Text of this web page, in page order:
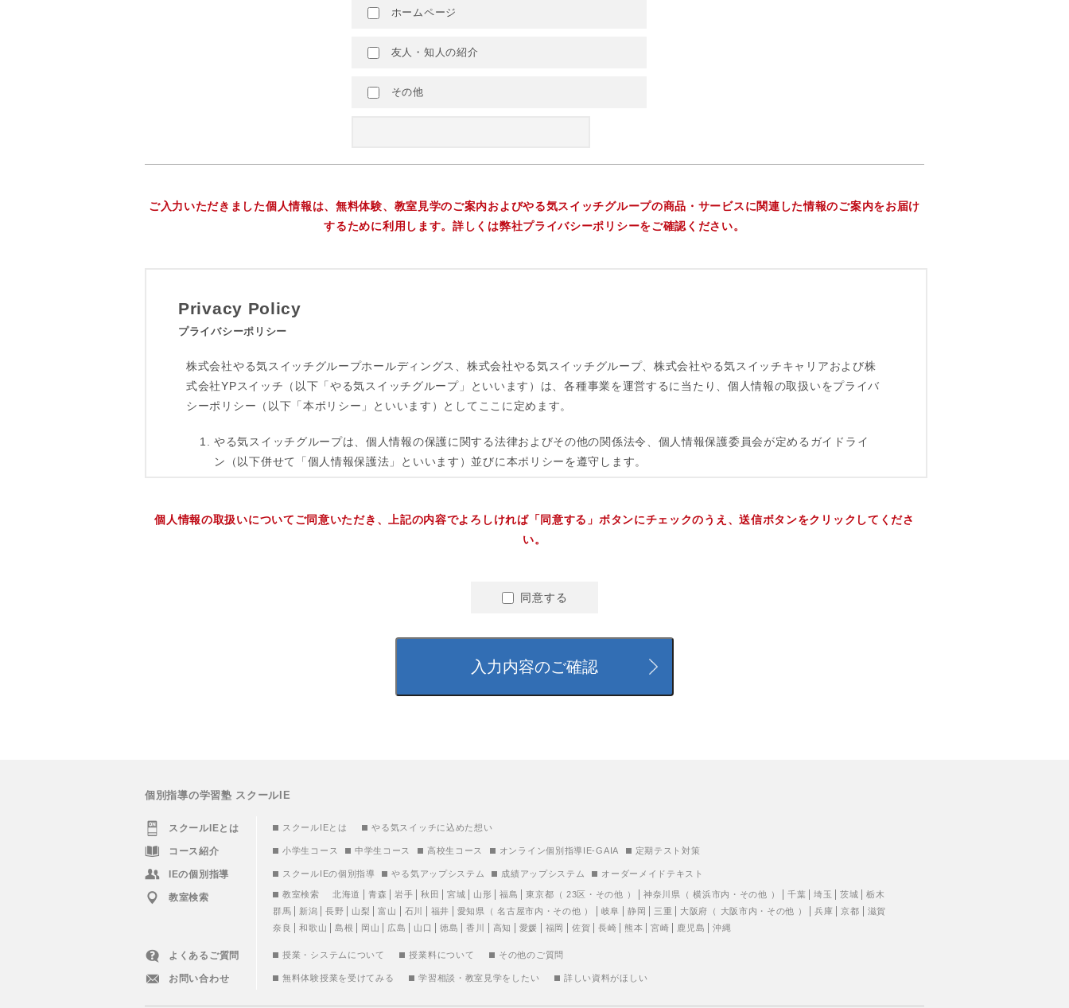
ホームページ
友人・知人の紹介
その他
ご入力いただきました個人情報は、無料体験、教室見学のご案内およびやる気スイッチグループの商品・サービスに関連した情報のご案内をお届け
するために利用します。詳しくは弊社プライバシーポリシーをご確認ください。
個人情報の取扱いについてご同意いただき、上記の内容でよろしければ「同意する」ボタンにチェックのうえ、送信ボタンをクリックしてくださ
い。
同意する
個別指導の学習塾 スクールIE
スクールIEとは スクールIEとは やる気スイッチに込めた想い
コース紹介 小学生コース 中学生コース 高校生コース オンライン個別指導IE-GAIA 定期テスト対策
IEの個別指導 スクールIEの個別指導 やる気アップシステム 成績アップシステム オーダーメイドテキスト
教室検索 教室検索 北海道 青森 岩手 秋田 宮城 山形 福島 東京都 （ 23区 ・ その他 ） 神奈川県 （横浜市内 ・ その他 ） 千葉 埼玉 茨城
栃木
群馬
新潟 長野 山梨 富山 石川 福井 愛知県 （名古屋市内 ・ その他 ） 岐阜 静岡 三重 大阪府 （ 大阪市内 ・ その他 ） 兵庫 京都
滋賀
奈良
和歌山 島根 岡山 広島 山口 徳島 香川 高知 愛媛 福岡 佐賀 長崎 熊本 宮崎 鹿児島 沖縄
よくあるご質問 授業・システムについて 授業料について その他のご質問
お問い合わせ 無料体験授業を受けてみる 学習相談・教室見学をしたい 詳しい資料がほしい